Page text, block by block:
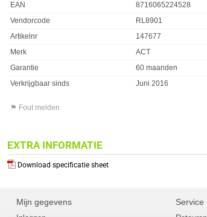
EAN
8716065224528
Vendorcode
RL8901
Artikelnr
147677
Merk
ACT
Garantie
60 maanden
Verkrijgbaar sinds
Juni 2016
⚑ Fout melden
EXTRA INFORMATIE
Download specificatie sheet
Mijn gegevens Service